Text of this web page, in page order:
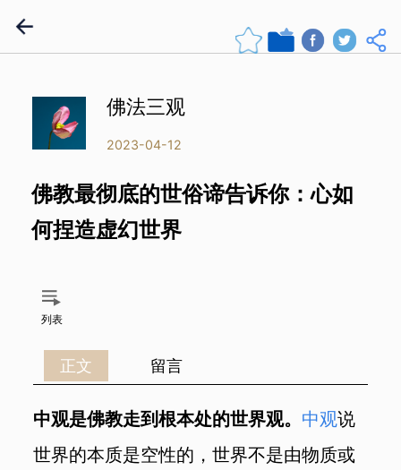
佛法三观
2023-04-12
佛教最彻底的世俗谛告诉你：心如
何捏造虚幻世界
列表
正文 留言
中观是佛教走到根本处的世界观。 中观说
世界的本质是空性的，世界不是由物质或